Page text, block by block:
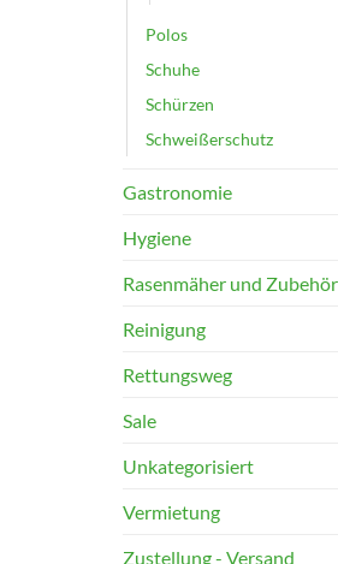
Polos
Schuhe
Schürzen
Schweißerschutz
Gastronomie
Hygiene
Rasenmäher und Zubehör
Reinigung
Rettungsweg
Sale
Unkategorisiert
Vermietung
Zustellung - Versand